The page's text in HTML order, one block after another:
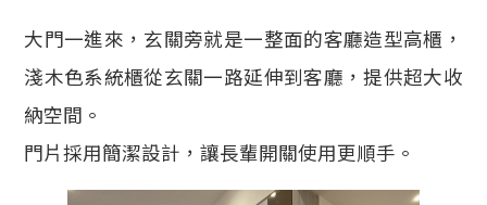
大門一進來，玄關旁就是一整面的客廳造型高櫃，
淺木色系統櫃從玄關一路延伸到客廳，提供超大收
納空間。
門片採用簡潔設計，讓長輩開關使用更順手。